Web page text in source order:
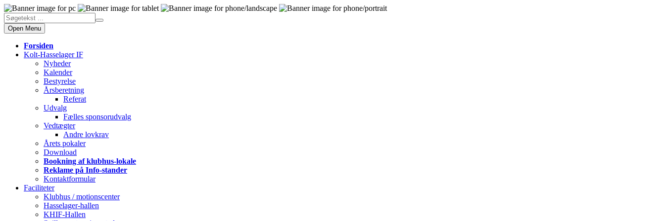
Open Menu
Forsiden
Kolt-Hasselager IF
Nyheder
Kalender
Bestyrelse
Årsberetning
Referat
Udvalg
Fælles sponsorudvalg
Vedtægter
Andre lovkrav
Årets pokaler
Download
Bookning af klubhus-lokale
Reklame på Info-stander
Kontaktformular
Faciliteter
Klubhus / motionscenter
Hasselager-hallen
KHIF-Hallen